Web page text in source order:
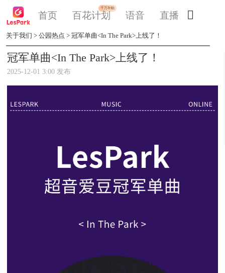
首页
千万补贴
百花计划 语音 直播 
关于我们 > 公园热点 > 冠军单曲<In The Park>上线了！
冠军单曲<In The Park>上线了！
2025-12-01 3:00 发布